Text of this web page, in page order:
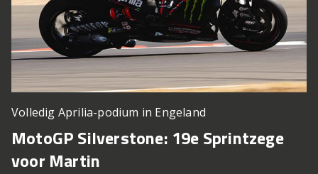
Volledig Aprilia-podium in Engeland
MotoGP Silverstone: 19e Sprintzege
voor Martin